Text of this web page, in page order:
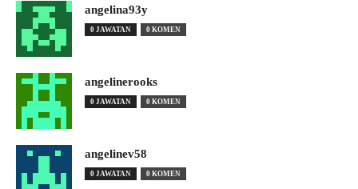
angelina93y
0 JAWATAN 0 KOMEN
angelinerooks
0 JAWATAN 0 KOMEN
angelinev58
0 JAWATAN 0 KOMEN